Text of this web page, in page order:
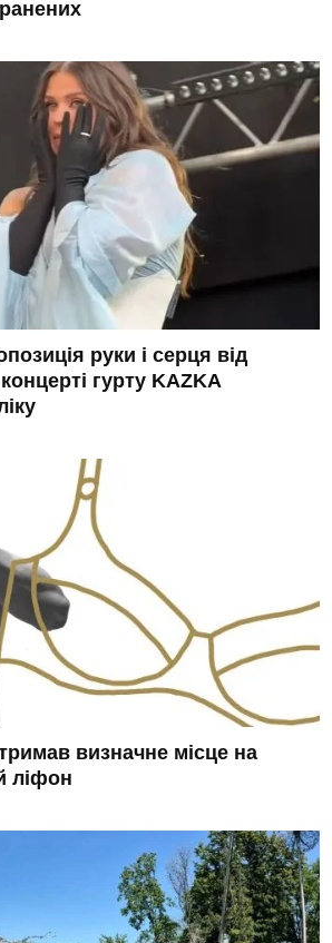
руки і серця від
гурту KAZKA
визначне місце на
ліфон